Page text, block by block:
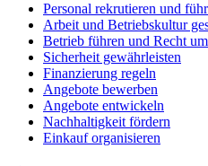
Personal rekrutieren und
Arbeit und Betriebskultur
Betrieb führen und Recht
Sicherheit gewährleisten
Finanzierung regeln
Angebote bewerben
Angebote entwickeln
Nachhaltigkeit fördern
Einkauf organisieren